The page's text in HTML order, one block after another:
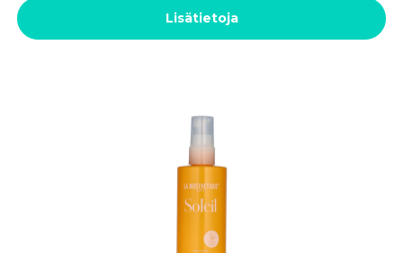
Lisätietoja